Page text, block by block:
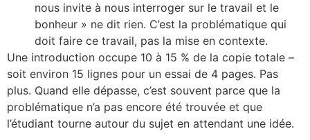
nous invite à nous interroger sur le travail et le
bonheur » ne dit rien. C’est la problématique qui
doit faire ce travail, pas la mise en contexte.
Une introduction occupe 10 à 15 % de la copie totale –
soit environ 15 lignes pour un essai de 4 pages. Pas
plus. Quand elle dépasse, c’est souvent parce que la
problématique n’a pas encore été trouvée et que
l’étudiant tourne autour du sujet en attendant une idée.